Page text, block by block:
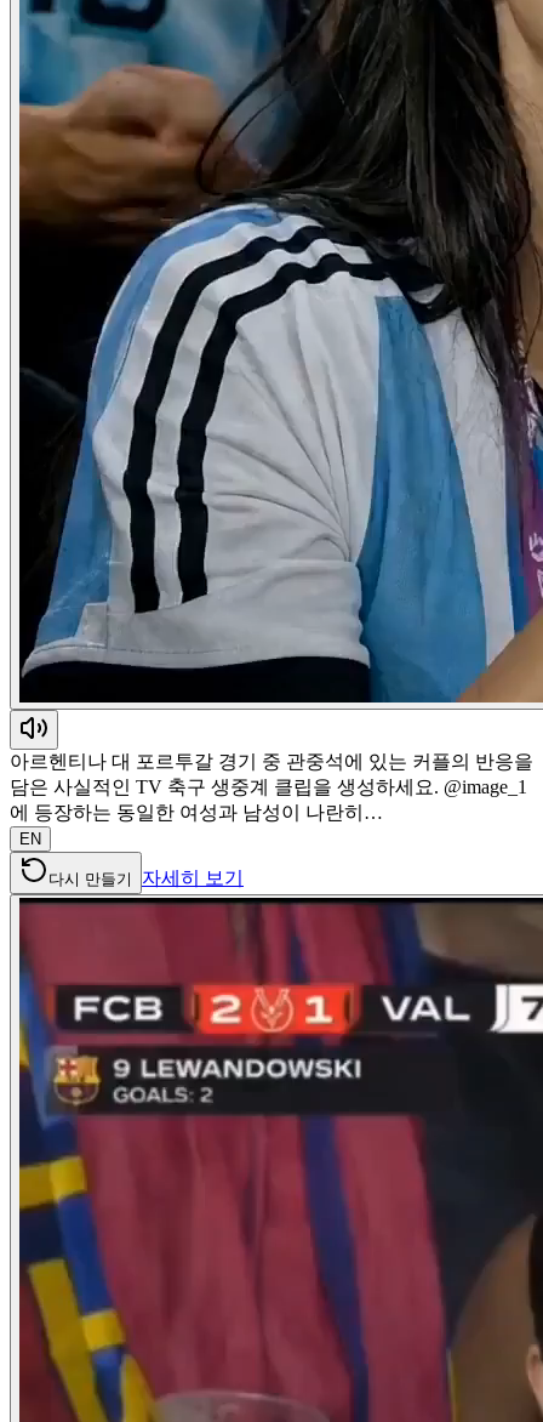
아르헨티나 대 포르투갈 경기 중 관중석에 있는 커플의 반응을
담은 사실적인 TV 축구 생중계 클립을 생성하세요. @image_1
에 등장하는 동일한 여성과 남성이 나란히…
EN
다시 만들기 자세히 보기